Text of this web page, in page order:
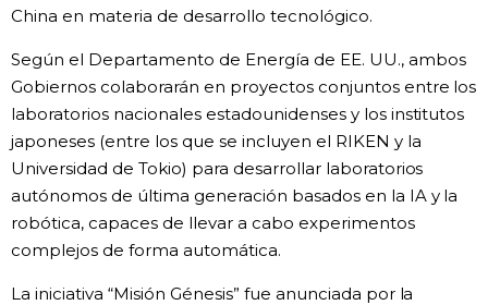
Tokio
Avisos
China en materia de desarrollo tecnológico.
Según el Departamento de Energía de EE. UU., ambos
Gobiernos colaborarán en proyectos conjuntos entre los
laboratorios nacionales estadounidenses y los institutos
japoneses (entre los que se incluyen el RIKEN y la
Universidad de Tokio) para desarrollar laboratorios
autónomos de última generación basados en la IA y la
robótica, capaces de llevar a cabo experimentos
complejos de forma automática.
La iniciativa “Misión Génesis” fue anunciada por la